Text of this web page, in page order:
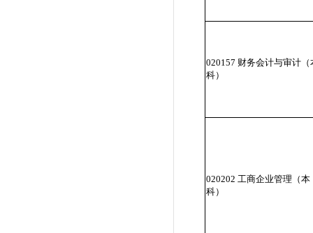
020157 财务会计与审计（
科）
020202 工商企业管理（本
科）